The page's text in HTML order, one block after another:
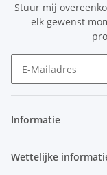
Stuur mij
elk gewenst
Informatie
Wettelijke